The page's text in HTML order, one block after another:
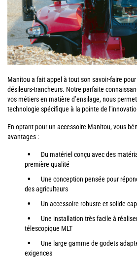
Manitou a fait appel à tout son savoir-faire
désileurs-trancheurs. Notre parfaite
vos métiers en matière d’ensilage, nous
technologie spécifique à la pointe de
En optant pour un accessoire Manitou, vous
avantages :
Du matériel conçu avec des
première qualité
Une conception pensée pour
des agriculteurs
Un accessoire robuste et solide
Une installation très facile à
télescopique MLT
Une large gamme de godets
exigences